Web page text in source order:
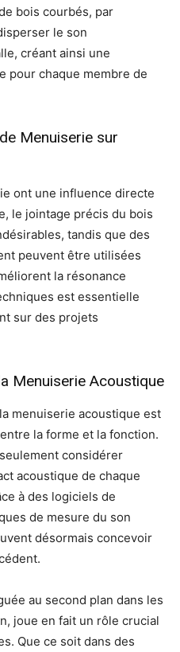
bois courbés, par
le son
créant ainsi une
pour chaque membre de
Menuiserie sur
ont une influence directe
le jointage précis du bois
tandis que des
peuvent être utilisées
la résonance
est essentielle
sur des projets
Menuiserie Acoustique
menuiserie acoustique est
la forme et la fonction.
considérer
acoustique de chaque
à des logiciels de
de mesure du son
désormais concevoir
au second plan dans les
joue en fait un rôle crucial
Que ce soit dans des